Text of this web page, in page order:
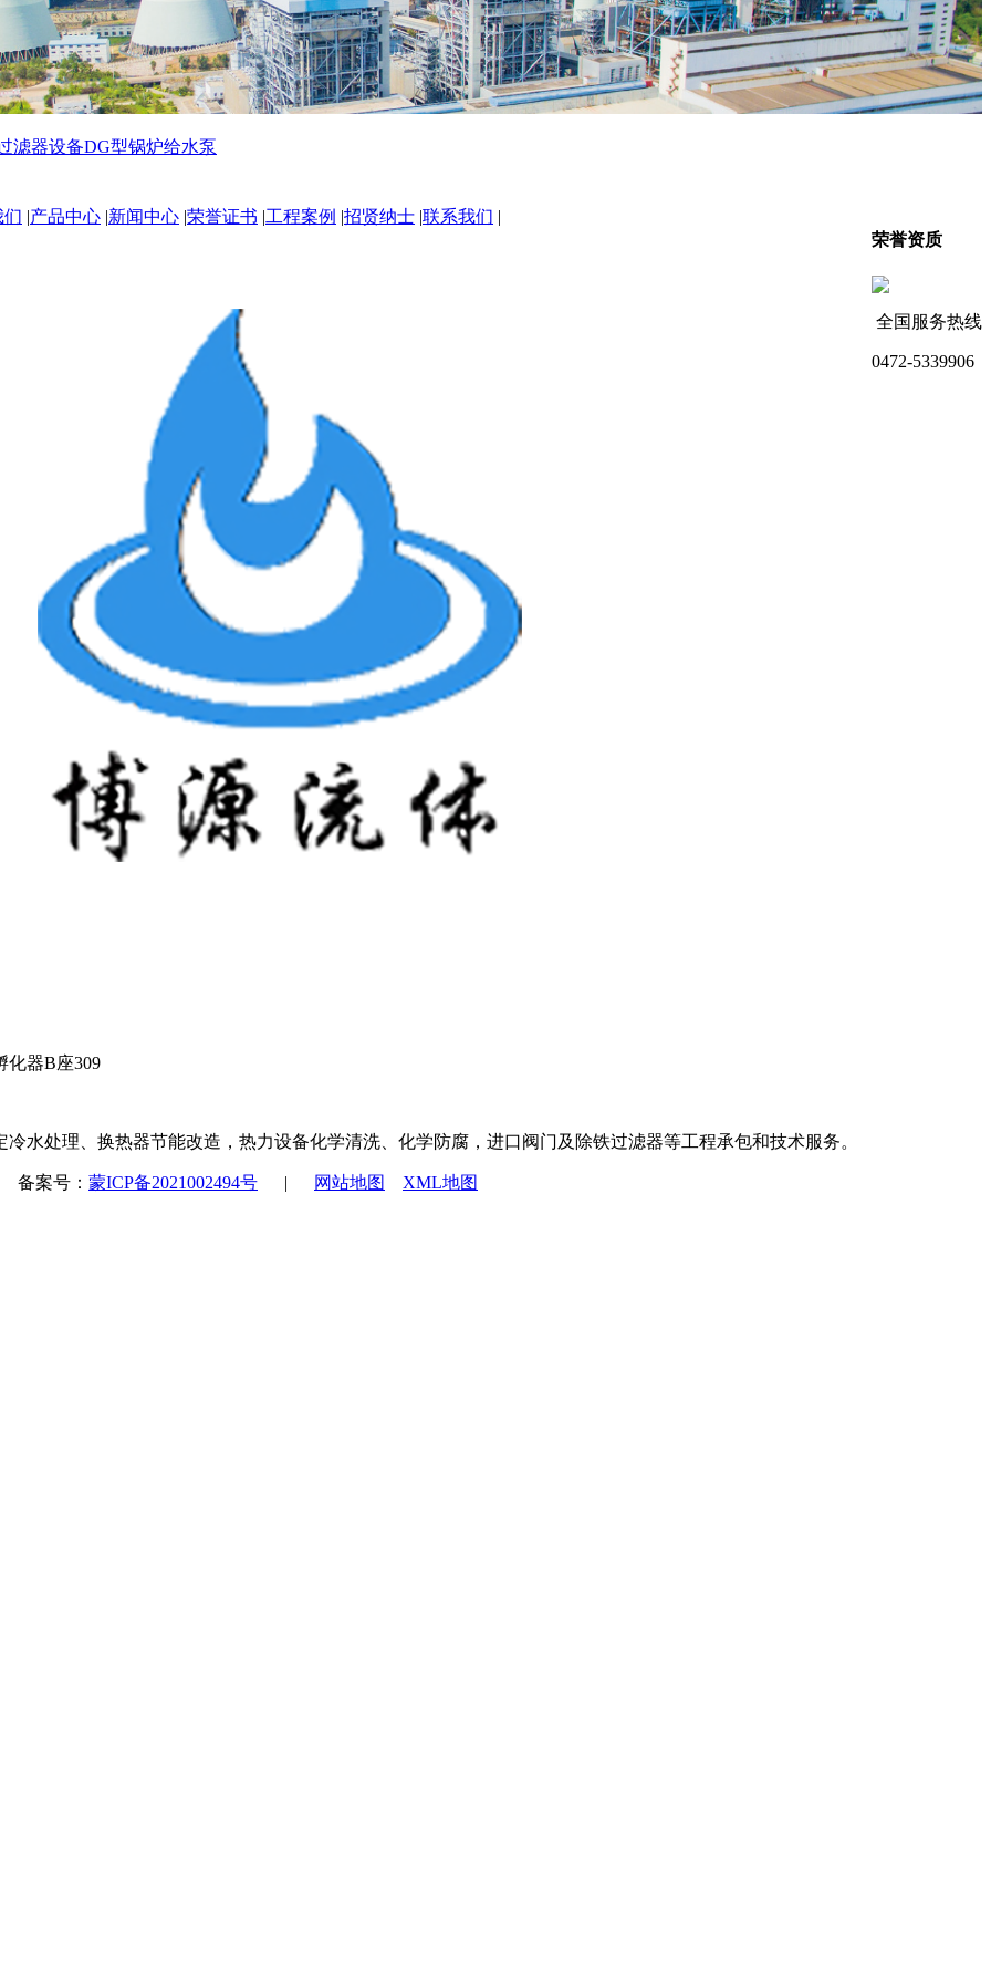
滤器设备DG型锅炉给水泵
荣誉资质
全国服务热线
0472-5339906
们 |产品中心 |新闻中心 |荣誉证书 |工程案例 |招贤纳士 |联系我们 |
化器B座309
水处理、换热器节能改造，热力设备化学清洗、化学防腐，进口阀门及除铁过滤器等工程承包和技术服务。
备案号： 蒙ICP备2021002494号 | 网站地图 XML地图